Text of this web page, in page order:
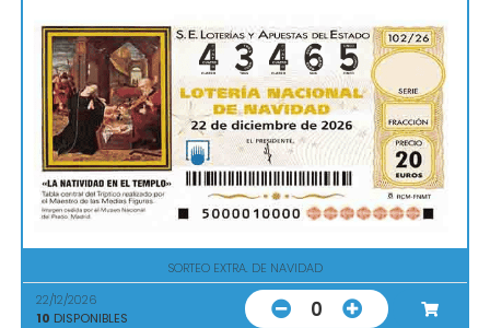
SORTEO EXTRA. DE NAVIDAD
22/12/2026
10 DISPONIBLES 0